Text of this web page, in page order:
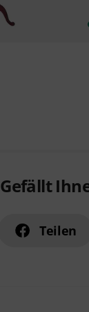
Gefällt
Teilen